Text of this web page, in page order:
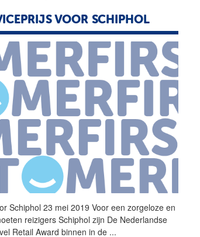
VOOR SCHIPHOL
Schiphol 23 mei 2019 Voor een zorgeloze en
reizigers Schiphol zijn De Nederlandse
Retail Award binnen in de ...